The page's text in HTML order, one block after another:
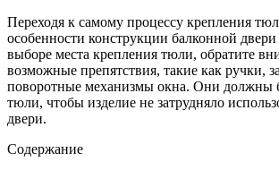
Переходя к самому процессу крепления
особенности конструкции балконной
выборе места крепления тюли, обратите
возможные препятствия, такие как ручки,
поворотные механизмы окна. Они должны
тюли, чтобы изделие не затрудняло
двери.
Содержание